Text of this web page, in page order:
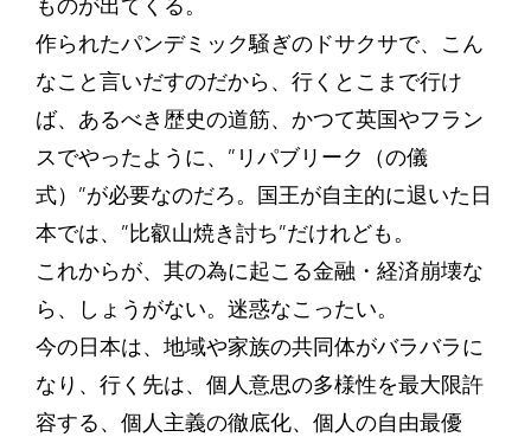
ものが出てくる。
作られたパンデミック騒ぎのドサクサで、こん
なこと言いだすのだから、行くとこまで行け
ば、あるべき歴史の道筋、かつて英国やフラン
スでやったように、”リパブリーク（の儀
式）”が必要なのだろ。国王が自主的に退いた日
本では、”比叡山焼き討ち”だけれども。
これからが、其の為に起こる金融・経済崩壊な
ら、しょうがない。迷惑なこったい。
今の日本は、地域や家族の共同体がバラバラに
なり、行く先は、個人意思の多様性を最大限許
容する、個人主義の徹底化、個人の自由最優